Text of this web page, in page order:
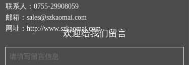
欢迎给我们留言
联系人：0755-29908059
邮箱：sales@szkaomai.com
网址：http://www.szkaomai.com